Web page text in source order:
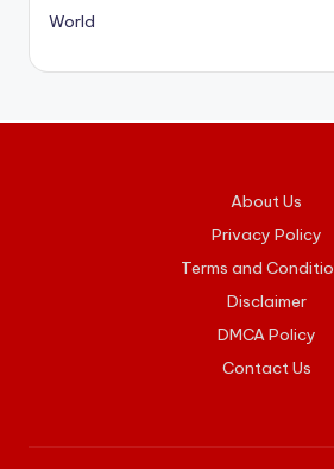
World
About Us
Privacy Policy
Terms and
Disclaimer
DMCA Policy
Contact Us